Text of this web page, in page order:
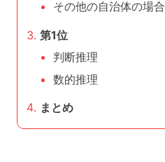
その他の自治体の場合
第1位
判断推理
数的推理
まとめ